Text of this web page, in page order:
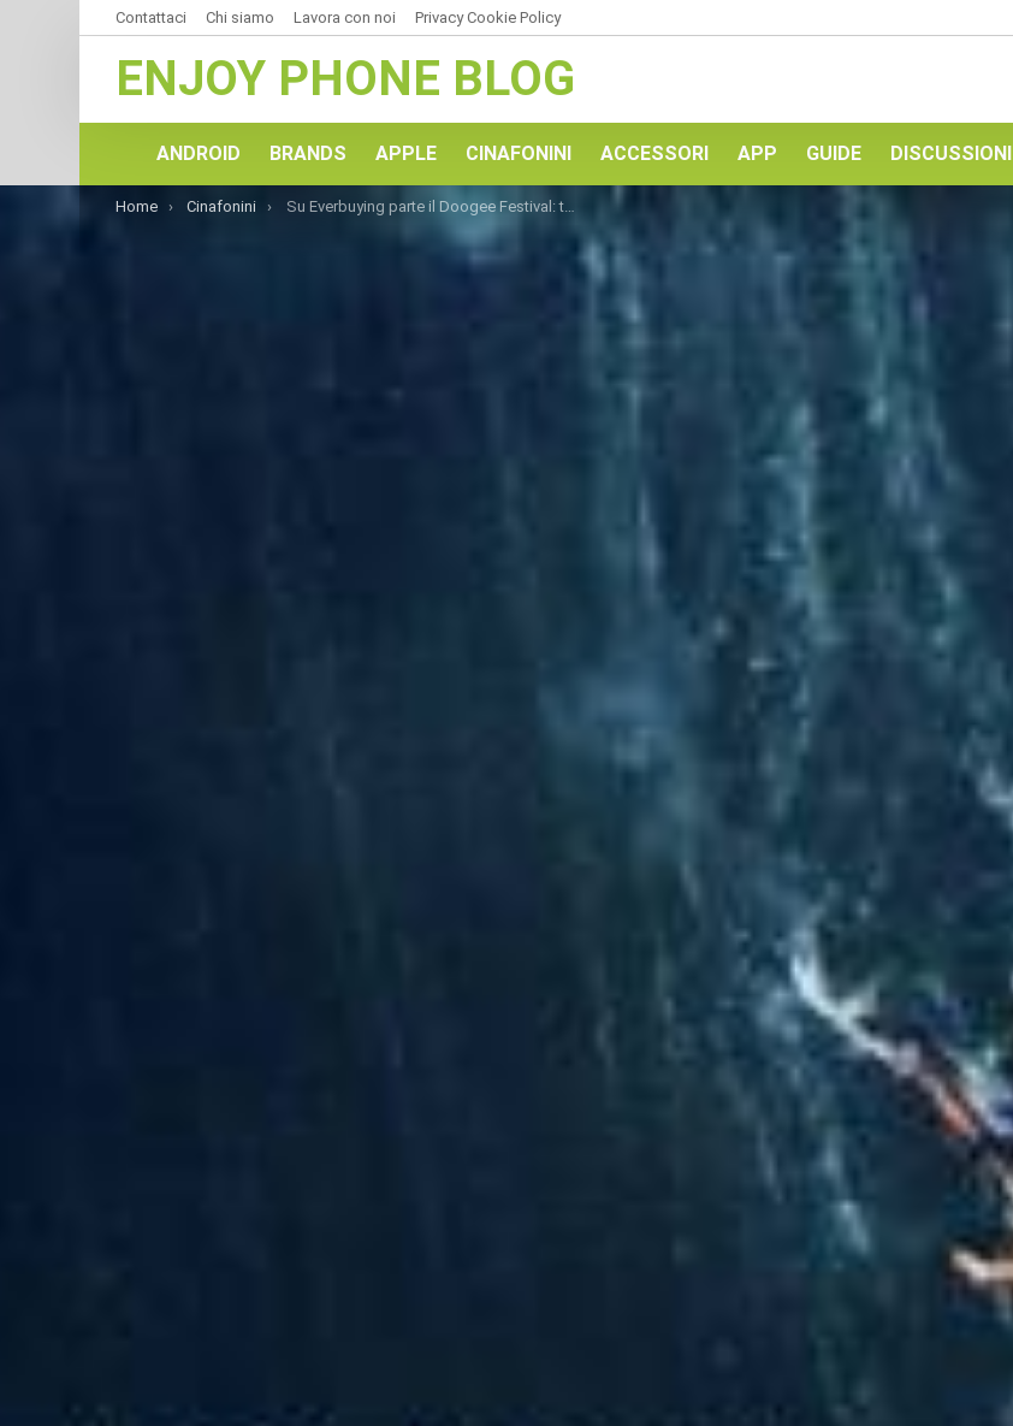
Contattaci Chi siamo Lavora con noi Privacy Cookie Policy
ENJOY PHONE BLOG
ANDROID BRANDS APPLE CINAFONINI ACCESSORI APP GUIDE DISCUSSIONI
You are here:
Home Cinafonini Su Everbuying parte il Doogee Festival: tanti sconti su molti smartphone Doogee